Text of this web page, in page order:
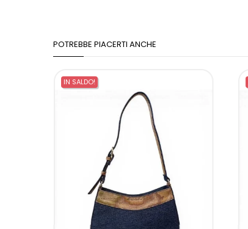
POTREBBE PIACERTI ANCHE
IN SALDO!